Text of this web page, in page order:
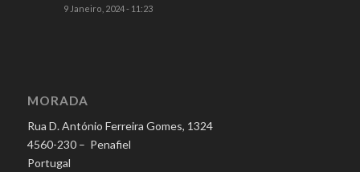
9 Janeiro, 2024 - 11:23
MORADA
Rua D. António Ferreira Gomes, 1324
4560-230 – Penafiel
Portugal